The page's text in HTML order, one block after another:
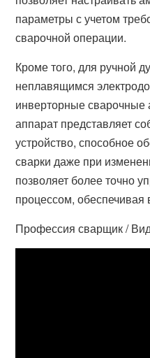
параметры с учетом
сварочной операции.
Кроме того, для ручной
неплавящимся
инверторные
аппарат представляет
устройство, способное
сварки даже при
позволяет более точно
процессом, обеспечивая
Профессия сварщик /